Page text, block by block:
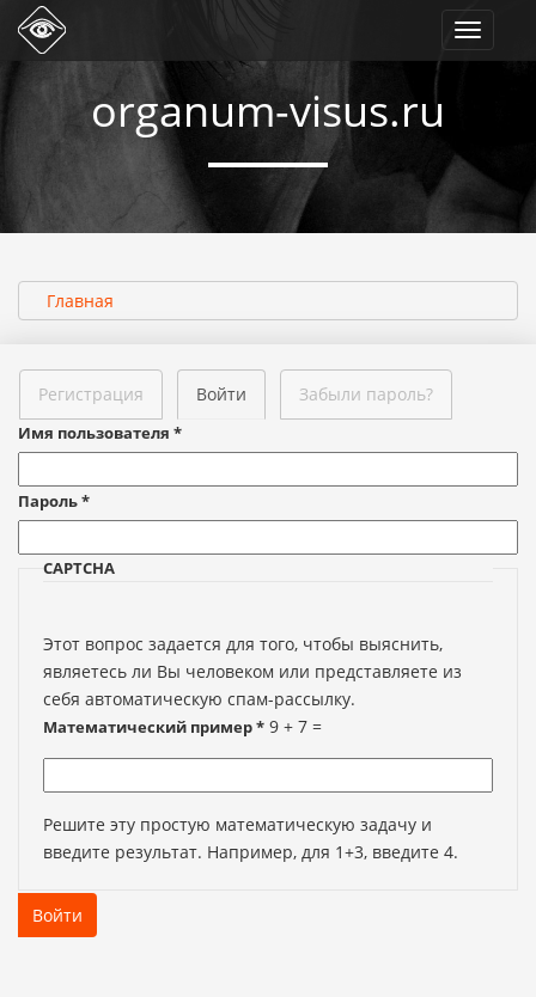
organum-visus.ru
Toggle
Главная
Регистрация Войти Забыли пароль?
Имя пользователя *
Пароль*
CAPTCHA
Этот вопрос задается для того, чтобы выяснить,
являетесь ли Вы человеком или представляете из
себя автоматическую спам-рассылку.
Математический пример* 9 + 7 =
Решите эту простую математическую задачу и
введите результат. Например, для 1+3, введите 4.